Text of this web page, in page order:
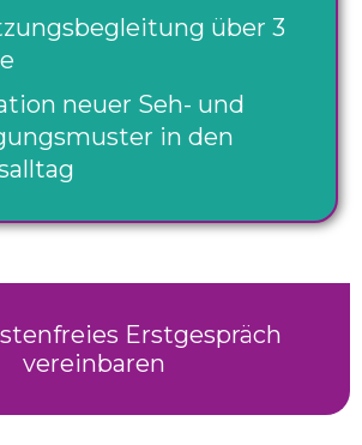
über 3
neuer Seh- und
in den
Erstgespräch
vereinbaren